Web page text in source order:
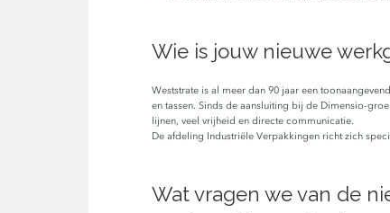
Wie is jouw nieuwe
Weststrate is al meer dan 90 jaar een
en tassen. Sinds de aansluiting bij de Dimensio-
lijnen, veel vrijheid en directe communicatie.
De afdeling Industriële Verpakkingen richt zich
Wat vragen we van de